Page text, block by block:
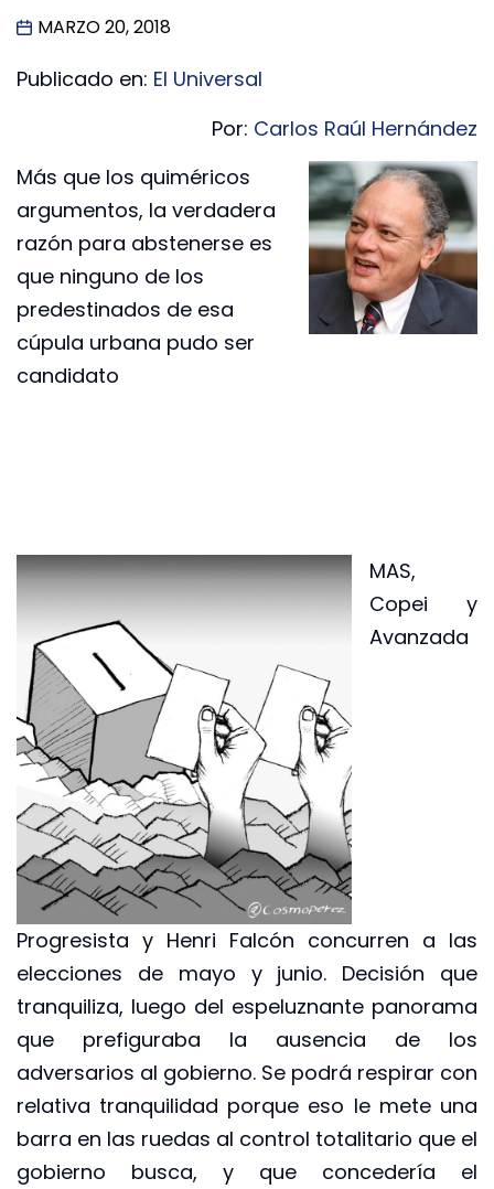
MARZO 20, 2018
Publicado en: El Universal
Por: Carlos Raúl Hernández
Más que los quiméricos
argumentos, la verdadera
razón para abstenerse es
que ninguno de los
predestinados de esa
cúpula urbana pudo ser
candidato
MAS,
Copei y
Avanzada
Progresista y Henri Falcón concurren a las
elecciones de mayo y junio. Decisión que
tranquiliza, luego del espeluznante panorama
que prefiguraba la ausencia de los
adversarios al gobierno. Se podrá respirar con
relativa tranquilidad porque eso le mete una
barra en las ruedas al control totalitario que el
gobierno busca, y que concedería el